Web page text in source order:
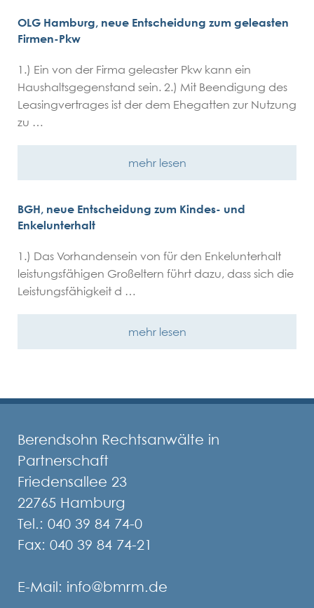
OLG Hamburg, neue Entscheidung zum geleasten
Firmen-Pkw
1.) Ein von der Firma geleaster Pkw kann ein
Haushaltsgegenstand sein. 2.) Mit Beendigung des
Leasingvertrages ist der dem Ehegatten zur Nutzung
zu …
mehr lesen
BGH, neue Entscheidung zum Kindes- und
Enkelunterhalt
1.) Das Vorhandensein von für den Enkelunterhalt
leistungsfähigen Großeltern führt dazu, dass sich die
Leistungsfähigkeit d …
mehr lesen
Berendsohn Rechtsanwälte in
Partnerschaft
Friedensallee 23
22765 Hamburg
Tel.: 040 39 84 74-0
Fax: 040 39 84 74-21
E-Mail: info@bmrm.de